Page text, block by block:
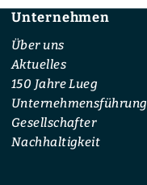
Footer
Unternehmen
Über uns
Aktuelles
150 Jahre Lueg
Unternehmensführung
Gesellschafter
Nachhaltigkeit